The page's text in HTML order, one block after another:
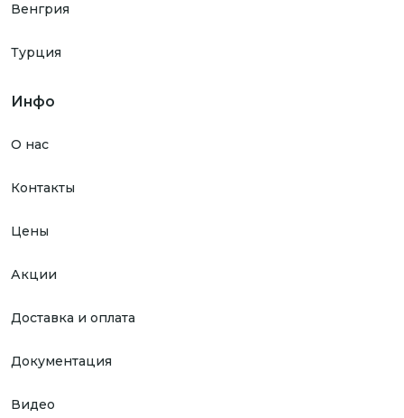
Венгрия
Турция
Инфо
О нас
Контакты
Цены
Акции
Доставка и оплата
Документация
Видео